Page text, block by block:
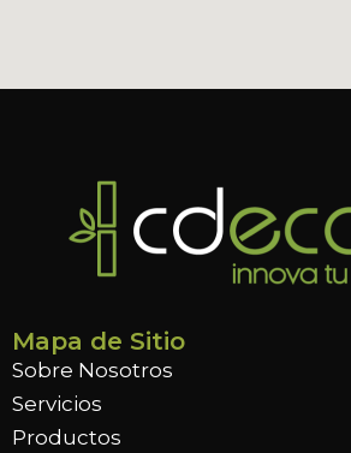
Mapa de Sitio
Sobre Nosotros
Servicios
Productos